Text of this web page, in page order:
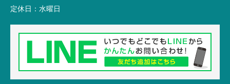
定休日： 水曜日